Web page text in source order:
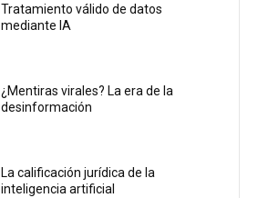
Tratamiento válido de datos
mediante IA
¿Mentiras virales? La era de la
desinformación
La calificación jurídica de la
inteligencia artificial